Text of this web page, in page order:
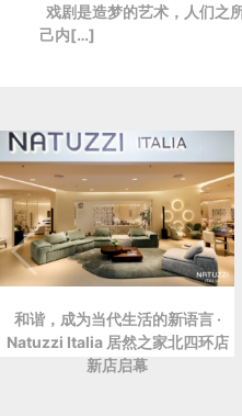
戏剧是造梦的艺术，人们之
己内[…]
和谐，成为当代生活的新语言 ·
Natuzzi Italia 居然之家北四环店
新店启幕